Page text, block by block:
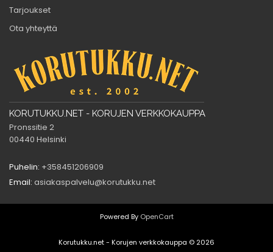
Tarjoukset
Ota yhteyttä
KORUTUKKU.NET - KORUJEN VERKKOKAUPPA
Pronssitie 2
00440 Helsinki
Puhelin: +358451206909
Email: asiakaspalvelu@korutukku.net
Powered By OpenCart
Korutukku.net - Korujen verkkokauppa © 2026